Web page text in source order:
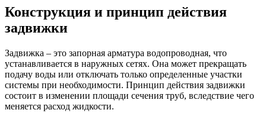
Конструкция и принцип действия
задвижки
Задвижка – это запорная арматура водопроводная, что
устанавливается в наружных сетях. Она может прекращать
подачу воды или отключать только определенные участки
системы при необходимости. Принцип действия задвижки
состоит в изменении площади сечения труб, вследствие чего
меняется расход жидкости.